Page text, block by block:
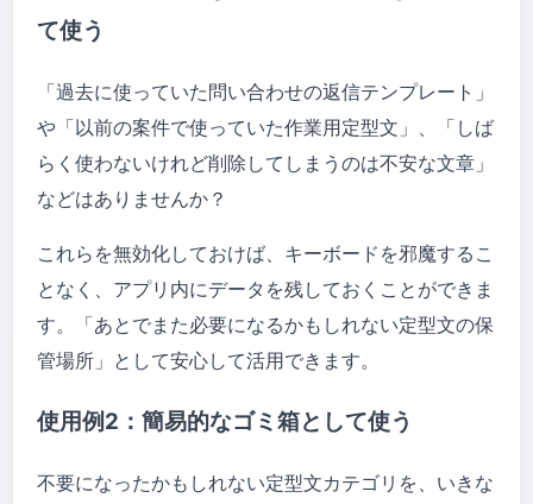
て使う
「過去に使っていた問い合わせの返信テンプレート」
や「以前の案件で使っていた作業用定型文」、「しば
らく使わないけれど削除してしまうのは不安な文章」
などはありませんか？
これらを無効化しておけば、キーボードを邪魔するこ
となく、アプリ内にデータを残しておくことができま
す。「あとでまた必要になるかもしれない定型文の保
管場所」として安心して活用できます。
使用例2：簡易的なゴミ箱として使う
不要になったかもしれない定型文カテゴリを、いきな